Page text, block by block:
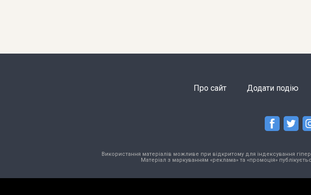
Про сайт Додати подію
Використання матеріалів можливе при відкритому для індексування
Матеріал з маркуванням «реклама» та «промоція»